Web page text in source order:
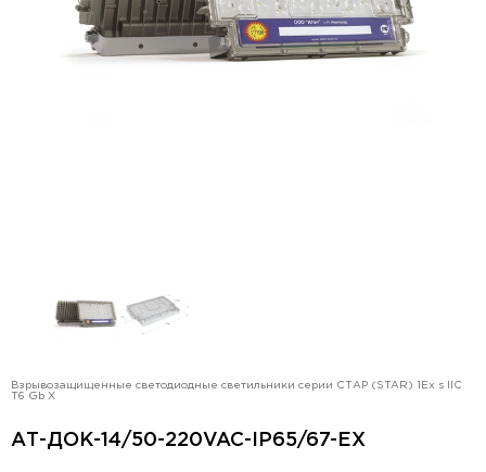
Взрывозащищенные светодиодные светильники серии СТАР (STAR) 1Ex s IIC
T6 Gb X
АТ-ДОК-14/50-220VAC-IP65/67-EX